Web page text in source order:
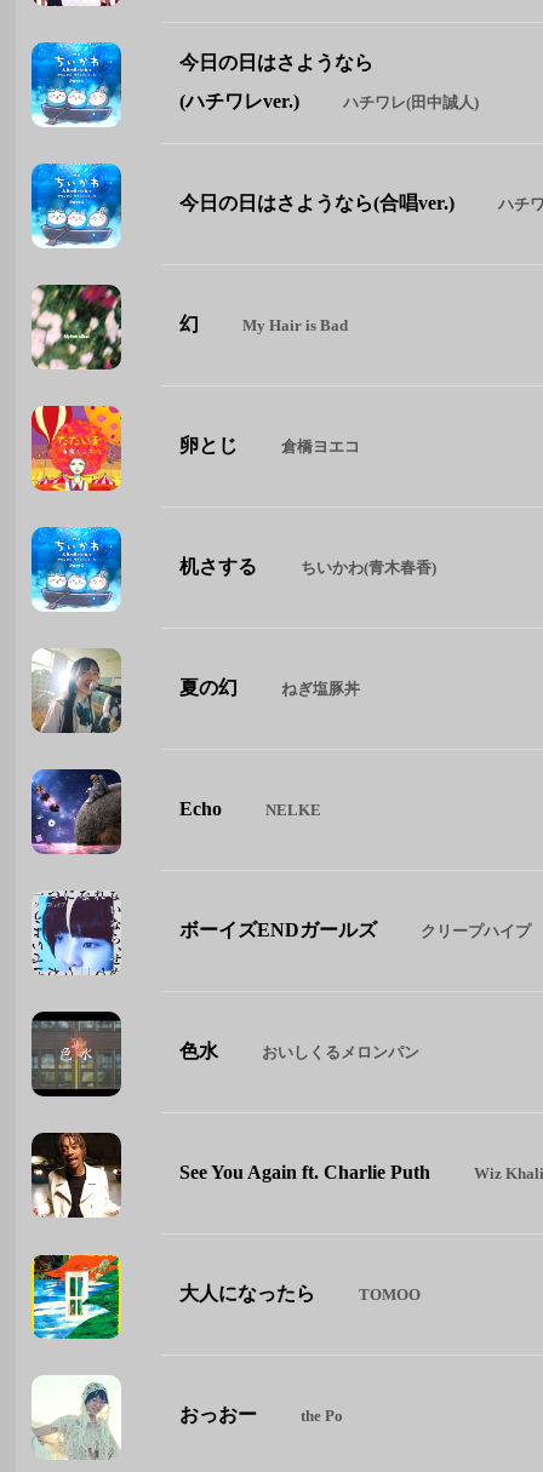
今日の日はさようなら
(ハチワレver.)
ハチワレ(田中誠人)
今日の日はさようなら(合唱ver.) ハチ
幻 My Hair is Bad
卵とじ 倉橋ヨエコ
机さする ちいかわ(青木春香)
夏の幻 ねぎ塩豚丼
Echo NELKE
ボーイズENDガールズ クリープハイプ
色水 おいしくるメロンパン
See You Again ft. Charlie Puth Wiz
大人になったら TOMOO
おっおー the Po